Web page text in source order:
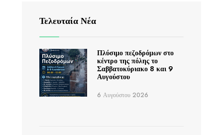
Τελευταία Νέα
Πλύσιμο πεζοδρόμων στο
κέντρο της πόλης το
Σαββατοκύριακο 8 και 9
Αυγούστου
6 Αυγούστου 2026